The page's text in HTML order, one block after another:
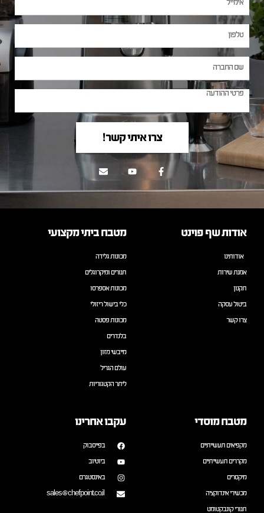
צרו איתי קשר!
אודות שף פוינט
אודותינו
אמנת שירות
תקנון
ביטול עסקה
צרו קשר
מטבח ביתי מקצועי
מכונות גלידה
תנורים ומיקרוגלים
מכונות אספרסו
כלי בישול ריזולי
מכונות פסטה
בלנדרים
מייבשי מזון
עולם הגריל
ליתר הקטגוריות
מטבח מוסדי
מקפיאים תעשייתיים
מקררים תעשייתיים
מיקסרים
מכשירי אינדוקציה
תנורי קונבקטומט
עקבו אחרינו
בפייסבוק
ביוטיוב
באינסטגרם
sales@chefpoint.co.il